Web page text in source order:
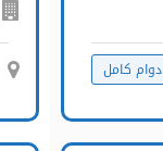
دوام كامل